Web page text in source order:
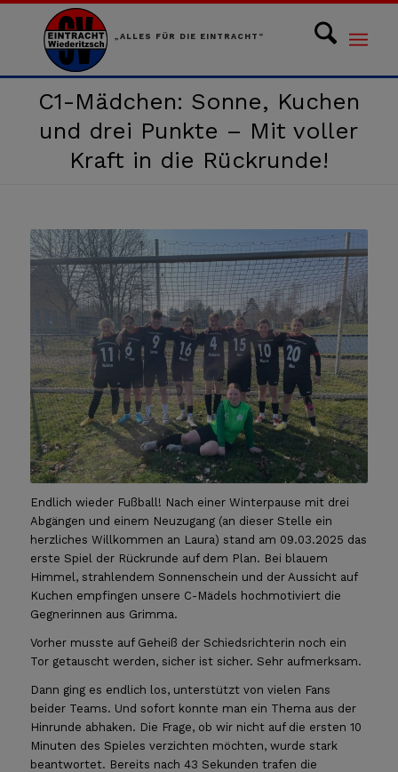
„ALLES FÜR DIE EINTRACHT“
C1-Mädchen: Sonne, Kuchen
und drei Punkte – Mit voller
Kraft in die Rückrunde!
Endlich wieder Fußball! Nach einer Winterpause mit drei
Abgängen und einem Neuzugang (an dieser Stelle ein
herzliches Willkommen an Laura) stand am 09.03.2025 das
erste Spiel der Rückrunde auf dem Plan. Bei blauem
Himmel, strahlendem Sonnenschein und der Aussicht auf
Kuchen empfingen unsere C-Mädels hochmotiviert die
Gegnerinnen aus Grimma.
Vorher musste auf Geheiß der Schiedsrichterin noch ein
Tor getauscht werden, sicher ist sicher. Sehr aufmerksam.
Dann ging es endlich los, unterstützt von vielen Fans
beider Teams. Und sofort konnte man ein Thema aus der
Hinrunde abhaken. Die Frage, ob wir nicht auf die ersten 10
Minuten des Spieles verzichten möchten, wurde stark
beantwortet. Bereits nach 43 Sekunden trafen die